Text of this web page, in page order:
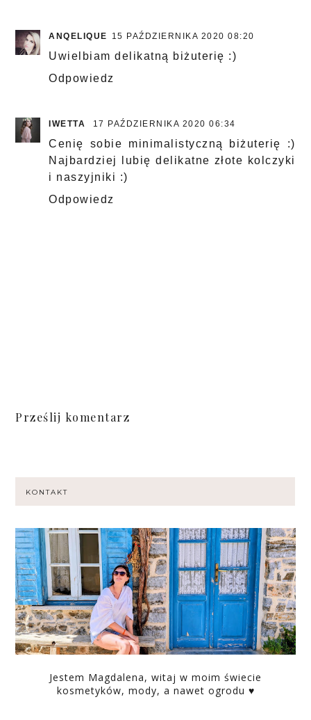
ANQELIQUE 15 PAŹDZIERNIKA 2020 08:20
Uwielbiam delikatną biżuterię :)
Odpowiedz
IWETTA 17 PAŹDZIERNIKA 2020 06:34
Cenię sobie minimalistyczną biżuterię :)
Najbardziej lubię delikatne złote kolczyki
i naszyjniki :)
Odpowiedz
Prześlij komentarz
KONTAKT
Jestem Magdalena, witaj w moim świecie
kosmetyków, mody, a nawet ogrodu ♥